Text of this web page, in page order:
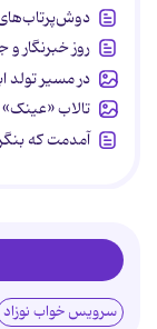
روز خبرنگار
در مسیر تولد
تالاب «عینک»
آمدمت که
سرویس خواب نوزاد